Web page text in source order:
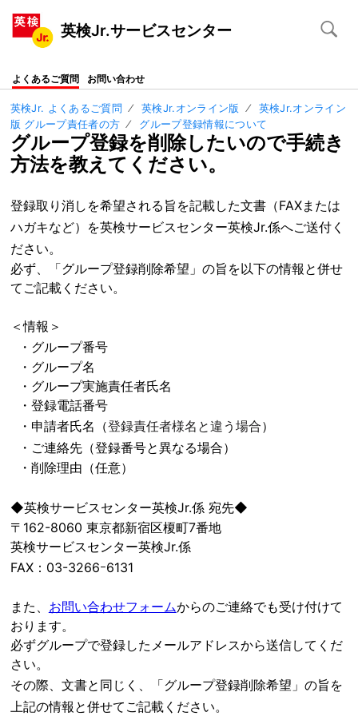
英検Jr.サービスセンター
よくあるご質問 お問い合わせ
英検Jr. よくあるご質問 英検Jr.オンライン版
英検Jr.オンライン
版 グループ責任者の方
グループ登録情報について
グループ登録を削除したいので手続き
方法を教えてください。
登録取り消しを希望される旨を記載した文書（FAXまたは
ハガキなど）を英検サービスセンター英検Jr.係へご送付く
ださい。
必ず、「グループ登録削除希望」の旨を以下の情報と併せ
てご記載ください。
＜情報＞
・グループ番号
・グループ名
・ グループ実施責任者氏名
・ 登録電話番号
・申請者氏名（登録責任者様名と違う場合）
・ご連絡先（登録番号と異なる場合）
・ 削除理由 （任意）
◆英検サービスセンター英検Jr.係 宛先◆
〒162-8060 東京都新宿区榎町7番地
英検サービスセンター英検Jr.係
FAX：03-3266ｰ6131
また、 お問い合わせフォームからのご連絡でも受け付けて
おります。
必ずグループで登録したメールアドレスから送信してくだ
さい。
その際、文書と同じく、
「グループ登録削除希望」の旨を
上記の情報と併せてご記載ください。